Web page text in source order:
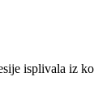
isplivala iz